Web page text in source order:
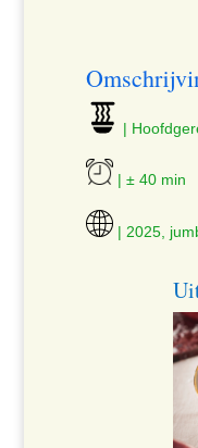
|
| ± 40 min
| 2025,